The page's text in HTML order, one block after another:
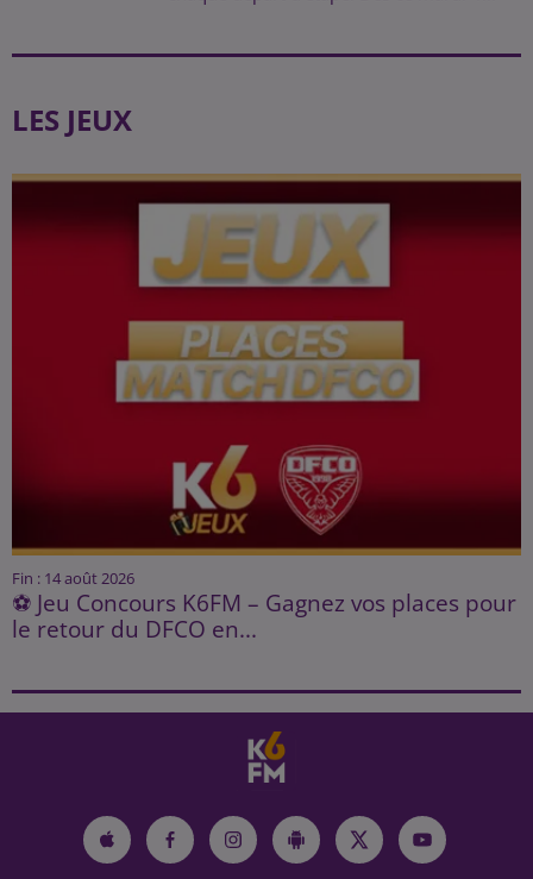
LES JEUX
Fin : 14 août 2026
⚽ Jeu Concours K6FM – Gagnez vos places pour
le retour du DFCO en...